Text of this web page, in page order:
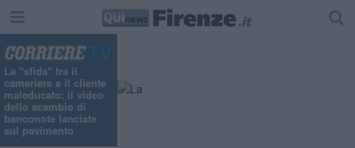
La "sfida" tra il
cameriere e il cliente
maleducato: il video
dello scambio di
banconote lanciate
sul pavimento